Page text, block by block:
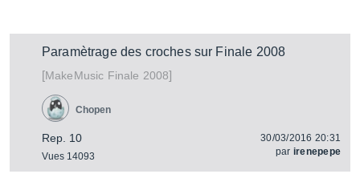
Paramètrage des croches sur Finale 2008
[MakeMusic Finale 2008]
Rep. 10
Vues 14093
Chopen
30/03/2016 20:31
par irenepepe